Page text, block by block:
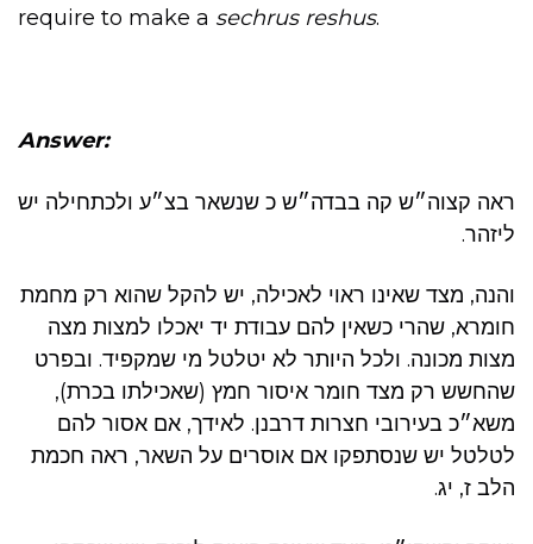
require to make a sechrus reshus.
Answer:
ראה קצוה״ש קה בבדה״ש כ שנשאר בצ״ע ולכתחילה יש
ליזהר.
והנה, מצד שאינו ראוי לאכילה, יש להקל שהוא רק מחמת
חומרא, שהרי כשאין להם עבודת יד יאכלו למצות מצה
מצות מכונה. ולכל היותר לא יטלטל מי שמקפיד. ובפרט
שהחשש רק מצד חומר איסור חמץ (שאכילתו בכרת),
משא״כ בעירובי חצרות דרבנן. לאידך, אם אסור להם
לטלטל יש שנסתפקו אם אוסרים על השאר, ראה חכמת
הלב ז, יג.